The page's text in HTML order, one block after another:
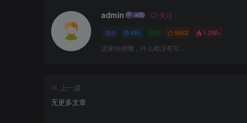
admin 关注
0 455 0 5663 1.2W+
这家伙很懒，什么都没有写...
上一篇
无更多文章